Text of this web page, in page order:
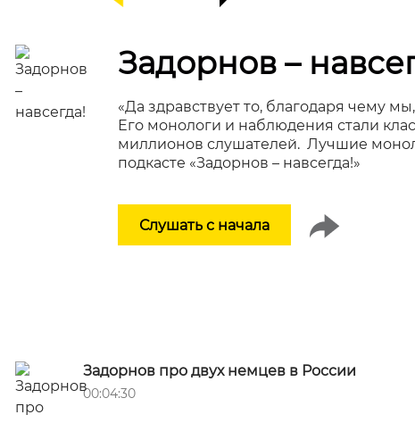
Задорнов –
«Да здравствует то, благодаря чему
Его монологи и наблюдения стали
миллионов слушателей. Лучшие
подкасте «Задорнов – навсегда!»
Слушать с начала
Задорнов про двух немцев в России
00:04:30